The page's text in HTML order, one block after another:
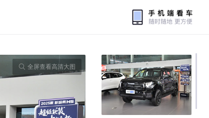
全屏查看高清大图